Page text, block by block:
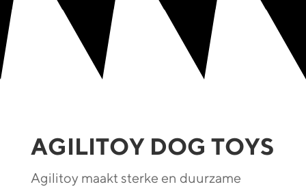
AGILITOY DOG TOYS
Agilitoy maakt sterke en duurzame